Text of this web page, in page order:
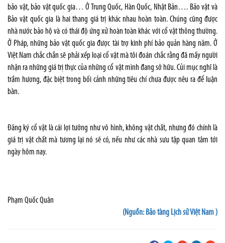
bảo vật, bảo vật quốc gia… Ở Trung Quốc, Hàn Quốc, Nhật Bản…. Bảo vật và
Bảo vật quốc gia là hai thang giá trị khác nhau hoàn toàn. Chúng cũng được
nhà nước bảo hộ và có thái độ ứng xử hoàn toàn khác với cổ vật thông thường.
Ở Pháp, những bảo vật quốc gia được tài trợ kinh phí bảo quản hàng năm. Ở
Việt Nam chắc chắn sẽ phải xếp loại cổ vật mà tôi đoán chắc rằng đã mấy người
nhận ra những giá trị thực của những cổ vật mình đang sở hữu. Củi mục nghĩ là
trầm hương, đặc biệt trong bối cảnh những tiêu chí chưa được nêu ra để luận
bàn.
Đăng ký cổ vật là cái lợi tưởng như vô hình, không vật chất, nhưng đó chính là
giá trị vật chất mà tương lại nó sẽ có, nếu như các nhà sưu tập quan tâm tới
ngày hôm nay.
Phạm Quốc Quân
(Nguồn: Bảo tàng Lịch sử Việt Nam )